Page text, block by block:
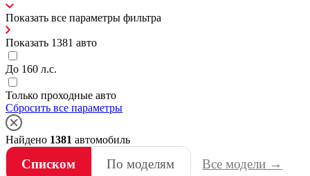
Показать все параметры фильтра
Показать 1381 авто
До 160 л.с.
Только проходные авто
Сбросить все параметры
Найдено 1381 автомобиль
Списком По моделям Все модели →